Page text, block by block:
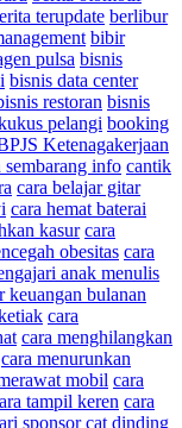
terupdate berlibur
bibir
pulsa bisnis
bisnis data center
restoran bisnis
pelangi booking
Ketenagakerjaan
sembarang info cantik
cara belajar gitar
cara hemat baterai
kasur cara
obesitas cara
anak menulis
keuangan bulanan
cara
cara menghilangkan
cara menurunkan
mobil cara
tampil keren cara
sponsor cat dinding